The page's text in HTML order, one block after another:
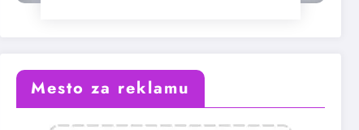
Mesto za reklamu